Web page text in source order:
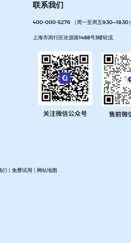
联系我们
400-000-5276 （周一至周五9:30—18:30）
上海市闵行区沧源路1488号3楼轻流
们 | 免费试用 | 网站地图